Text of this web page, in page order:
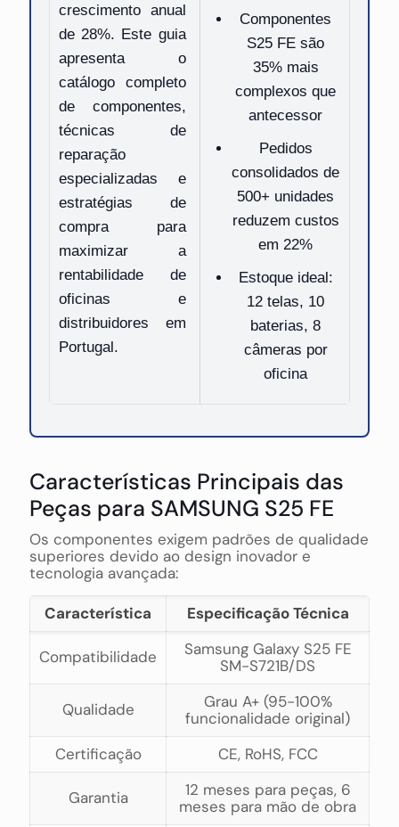
crescimento anual
de 28%. Este guia
apresenta o
catálogo completo
de componentes,
técnicas de
reparação
especializadas e
estratégias de
compra para
maximizar a
rentabilidade de
oficinas e
distribuidores em
Portugal.
Componentes
S25 FE são
35% mais
complexos que
antecessor
Pedidos
consolidados de
500+ unidades
reduzem custos
em 22%
Estoque ideal:
12 telas, 10
baterias, 8
câmeras por
oficina
Características Principais das
Peças para SAMSUNG S25 FE
Os componentes exigem padrões de qualidade
superiores devido ao design inovador e
tecnologia avançada:
Característica Especificação Técnica
Compatibilidade
Samsung Galaxy S25 FE
SM-S721B/DS
Qualidade
Grau A+ (95-100%
funcionalidade original)
Certificação
CE, RoHS, FCC
Garantia
12 meses para peças, 6
meses para mão de obra